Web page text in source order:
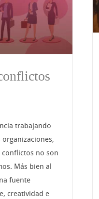
trabajando
no son
Más bien al
fuente
creatividad e